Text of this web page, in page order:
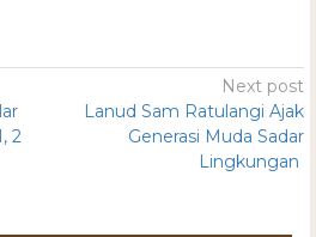
2
Next post
Lanud Sam Ratulangi Ajak
Generasi Muda Sadar
Lingkungan